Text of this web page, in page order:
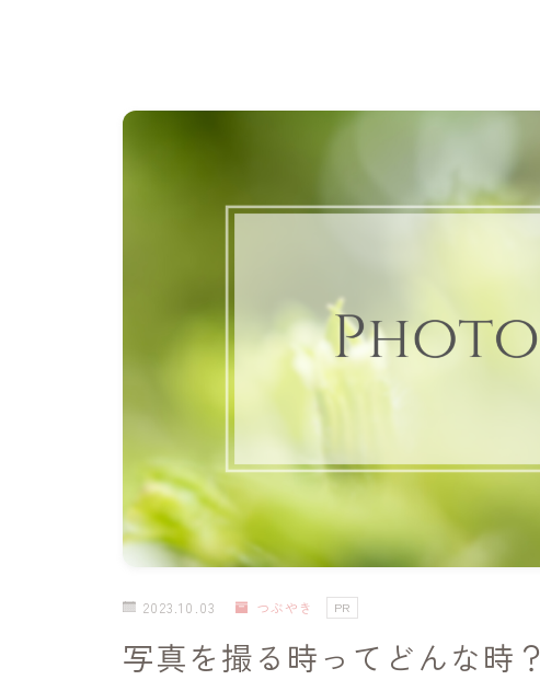
2023.10.03 つぶやき PR
写真を撮る時ってどんな時？